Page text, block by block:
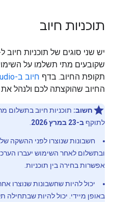
תוכניות חיוב
שקובעים מתי תשלמו על
תקופת החיוב. בדף חיוב ב-AI Studio
החיוב שהוקצתה לכם ולנהל
חשוב: תוכניות חיוב בתשלום
לתוקף ב-23 במרץ 2026
חשבונות שנוצרו לפני ההשקה
ובתשלום לאחר השימוש יעברו
אפשרות בחירה בין תוכניות.
יכול להיות שחשבונות שנוצרו
באופן מיידי. יכול להיות